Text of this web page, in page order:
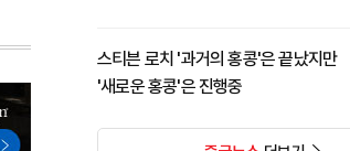
스티븐 로치 '과거의 홍콩'은 끝났지만
'새로운 홍콩'은 진행중